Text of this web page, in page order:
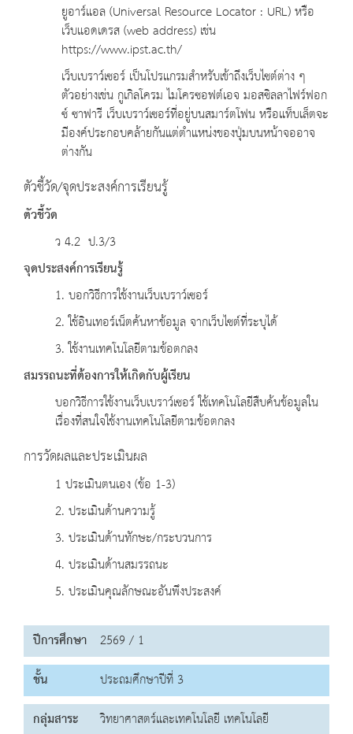
ยูอาร์แอล (Universal Resource Locator : URL) หรือ
เว็บแอดเดรส (web address) เช่น
https://www.ipst.ac.th/
เว็บเบราว์เซอร์ เป็นโปรแกรมสำหรับเข้าถึงเว็บไซต์ต่าง ๆ
ตัวอย่างเช่น กูเกิลโครม ไมโครซอฟต์เอจ มอสซิลลาไฟร์ฟอก
ซ์ ซาฟารี เว็บเบราว์เซอร์ที่อยู่บนสมาร์ตโฟน หรือแท็บเล็ตจะ
มีองค์ประกอบคล้ายกันแต่ตำแหน่งของปุ่มบนหน้าจออาจ
ต่างกัน
ตัวชี้วัด/จุดประสงค์การเรียนรู้
ตัวชี้วัด
ว 4.2 ป.3/3
จุดประสงค์การเรียนรู้
1. บอกวิธีการใช้งานเว็บเบราว์เซอร์
2. ใช้อินเทอร์เน็ตค้นหาข้อมูล จากเว็บไซต์ที่ระบุได้
3. ใช้งานเทคโนโลยีตามข้อตกลง
สมรรถนะที่ต้องการให้เกิดกับผู้เรียน
บอกวิธีการใช้งานเว็บเบราว์เซอร์ ใช้เทคโนโลยีสืบค้นข้อมูลใน
เรื่องที่สนใจใช้งานเทคโนโลยีตามข้อตกลง
การวัดผลและประเมินผล
1 ประเมินตนเอง (ข้อ 1-3)
2. ประเมินด้านความรู้
3. ประเมินด้านทักษะ/กระบวนการ
4. ประเมินด้านสมรรถนะ
5. ประเมินคุณลักษณะอันพึงประสงค์
ปีการศึกษา 2569 / 1
ชั้น
ประถมศึกษาปีที่ 3
กลุ่มสาระ
วิทยาศาสตร์และเทคโนโลยี เทคโนโลยี